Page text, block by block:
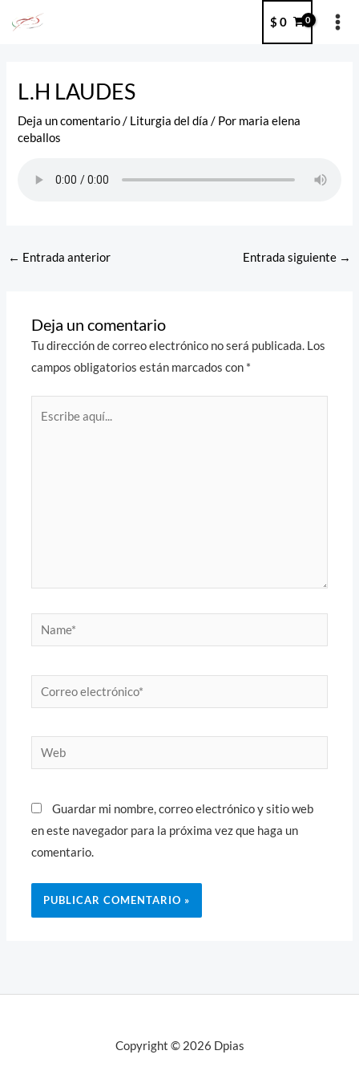
$ 0
L.H LAUDES
Deja un comentario / Liturgia del día / Por maria elena
ceballos
← Entrada anterior Entrada siguiente →
Deja un comentario
Tu dirección de correo electrónico no será publicada. Los
campos obligatorios están marcados con *
Name*
Correo
electrónico*
Web
Guardar mi nombre, correo electrónico y sitio web
en este navegador para la próxima vez que haga un
comentario.
Copyright © 2026 Dpias